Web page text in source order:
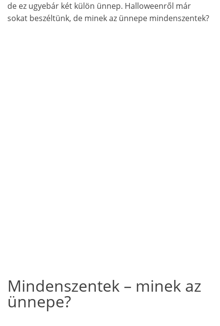
de ez ugyebár két külön ünnep. Halloweenről már
sokat beszéltünk, de minek az ünnepe mindenszentek?
Mindenszentek – minek az
ünnepe?